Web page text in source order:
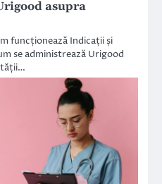
asupra
funcționează Indicații și
se administrează Urigood